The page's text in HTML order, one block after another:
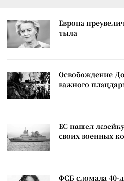
Европа
тыла
Освобождение
важного
ЕС нашел
своих военных
ФСБ сломала 40-